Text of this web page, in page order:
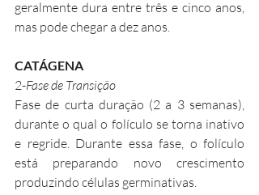
geralmente dura entre três e cinco anos,
mas pode chegar a dez anos.
CATÁGENA
2-Fase de Transição
Fase de curta duração (2 a 3 semanas),
durante o qual o folículo se torna inativo
e regride. Durante essa fase, o folículo
está preparando novo crescimento
produzindo células germinativas.